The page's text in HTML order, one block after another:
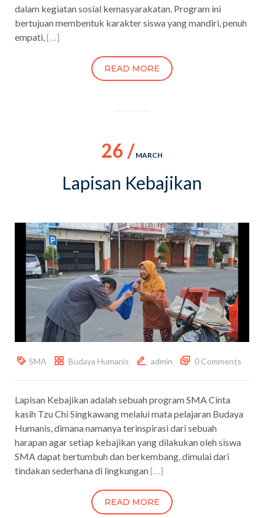
dalam kegiatan sosial kemasyarakatan. Program ini
bertujuan membentuk karakter siswa yang mandiri, penuh
empati,[…]
READ MORE
26 / MARCH
Lapisan Kebajikan
SMA Budaya Humanis admin 0 Comments
Lapisan Kebajikan adalah sebuah program SMA Cinta
kasih Tzu Chi Singkawang melalui mata pelajaran Budaya
Humanis, dimana namanya terinspirasi dari sebuah
harapan agar setiap kebajikan yang dilakukan oleh siswa
SMA dapat bertumbuh dan berkembang, dimulai dari
tindakan sederhana di lingkungan[…]
READ MORE